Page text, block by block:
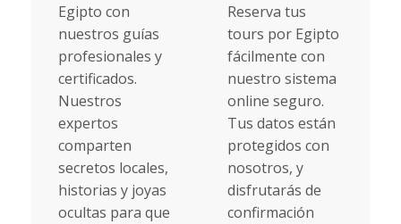
Egipto con
nuestros guías
profesionales y
certificados.
Nuestros
expertos
comparten
secretos locales,
historias y joyas
ocultas para que
Reserva tus
tours por Egipto
fácilmente con
nuestro sistema
online seguro.
Tus datos están
protegidos con
nosotros, y
disfrutarás de
confirmación